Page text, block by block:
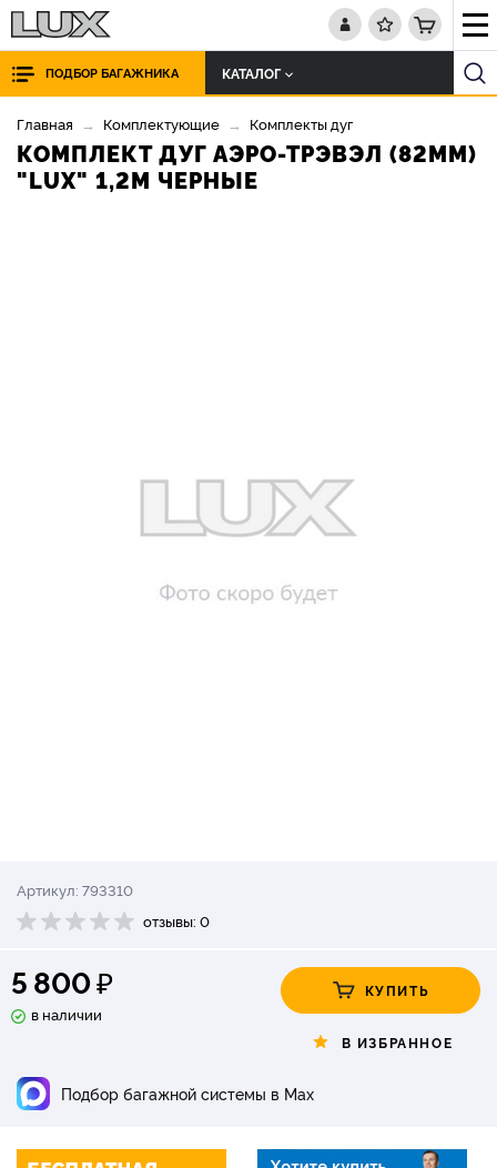
ПОДБОР БАГАЖНИКА КАТАЛОГ
Главная Комплектующие Комплекты дуг
КОМПЛЕКТ ДУГ АЭРО-ТРЭВЭЛ (82ММ)
"LUX" 1,2М ЧЕРНЫЕ
Артикул: 793310
отзывы: 0
5 800₽
в наличии
КУПИТЬ
В ИЗБРАННОЕ
Подбор багажной системы в Max